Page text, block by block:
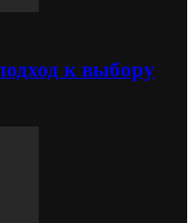
к выбору